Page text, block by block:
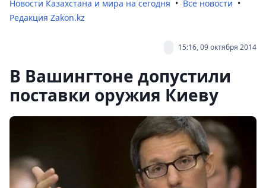
Новости Казахстана и мира на сегодня
Все новости
Редакция Zakon.kz
15:16, 09 октября 2014
В Вашингтоне допустили
поставки оружия Киеву